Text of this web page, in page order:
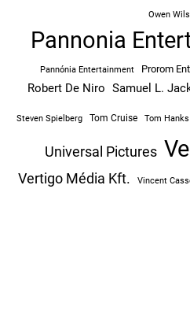
Owen
Pannonia
Pannónia Entertainment Prorom
Robert De Niro Samuel L.
Steven Spielberg Tom Cruise Tom Hanks
Universal Pictures
Vertigo Média Kft. Vincent